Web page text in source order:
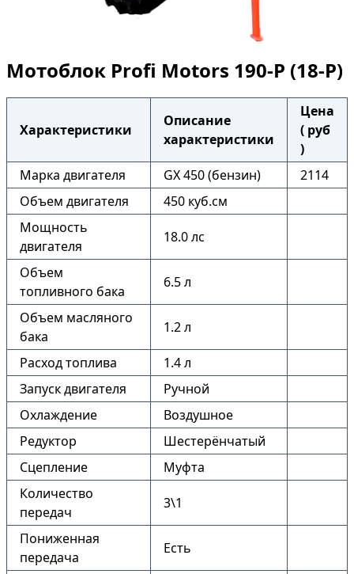
Мотоблок Profi Motors 190-P (18-P)
Характеристики
Описание
характеристики
Цена
( руб
)
Марка двигателя
GX 450 (бензин)
2114
Объем двигателя
450 куб.см
Мощность
двигателя
18.0 лс
Объем
топливного бака
6.5 л
Объем масляного
бака
1.2 л
Расход топлива
1.4 л
Запуск двигателя
Ручной
Охлаждение
Воздушное
Редуктор
Шестерёнчатый
Сцепление
Муфта
Количество
передач
3\1
Пониженная
передача
Есть